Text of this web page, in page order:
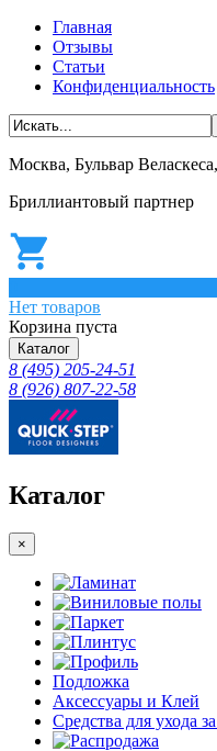
Главная
Отзывы
Статьи
Конфиденциальность
Москва, Бульвар
Бриллиантовый партнер
Нет товаров
Корзина пуста
Каталог
8 (495) 205-24-51
8 (926) 807-22-58
Каталог
×
Ламинат
Виниловые полы
Паркет
Плинтус
Профиль
Подложка
Аксессуары и Клей
Средства для ухода
Распродажа